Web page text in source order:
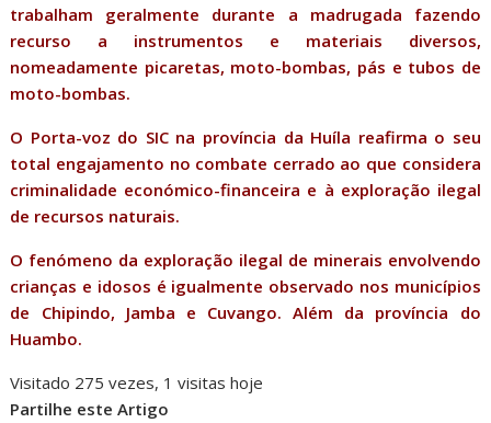
trabalham geralmente durante a madrugada fazendo
recurso a instrumentos e materiais diversos,
nomeadamente picaretas, moto-bombas, pás e tubos de
moto-bombas.
O Porta-voz do SIC na província da Huíla reafirma o seu
total engajamento no combate cerrado ao que considera
criminalidade económico-financeira e à exploração ilegal
de recursos naturais.
O fenómeno da exploração ilegal de minerais envolvendo
crianças e idosos é igualmente observado nos municípios
de Chipindo, Jamba e Cuvango. Além da província do
Huambo.
Visitado 275 vezes, 1 visitas hoje
Partilhe este Artigo